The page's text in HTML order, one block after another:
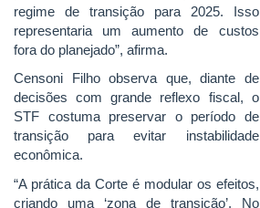
regime de transição para 2025. Isso
representaria um aumento de custos
fora do planejado”, afirma.
Censoni Filho observa que, diante de
decisões com grande reflexo fiscal, o
STF costuma preservar o período de
transição para evitar instabilidade
econômica.
“A prática da Corte é modular os efeitos,
criando uma ‘zona de transição’. No